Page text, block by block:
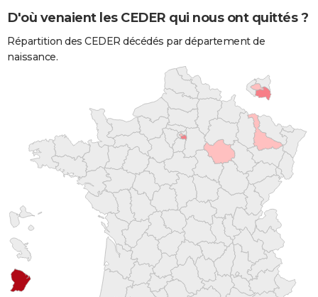
D'où venaient les CEDER qui nous ont quittés ?
Répartition des CEDER décédés par département de
naissance.